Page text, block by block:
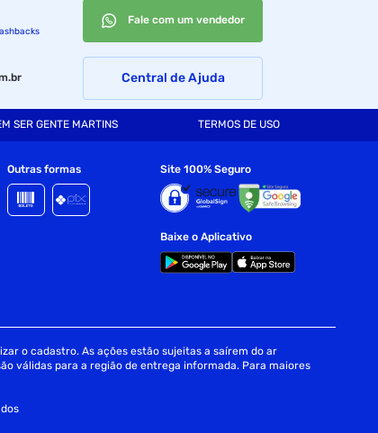
Fale com um vendedor
Central de Ajuda
SER GENTE MARTINS TERMOS DE USO
Outras formas Site 100% Seguro
Baixe o Aplicativo
o cadastro. As ações estão sujeitas a saírem do ar
válidas para a região de entrega informada. Para maiores